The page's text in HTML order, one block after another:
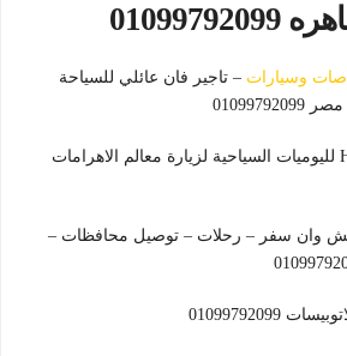
وسيارات – تاجير فان عائلي للسياحة
ايجار سيارة 7 راكب H1 لليوميات السياحية لزيارة معالم الاهرامات
اتش وان سفر – رحلات – توصيل محافظات –